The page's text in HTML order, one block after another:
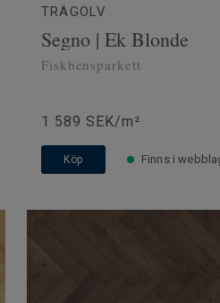
TRÄGOLV
Segno | Ek Blonde
Fiskbensparkett
1 589 SEK/m²
Köp Finns i